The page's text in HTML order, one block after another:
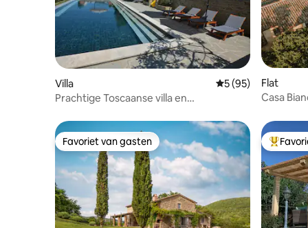
Villa Gemiddelde
5 (95)
Prachtige Toscaanse villa en
Flat
Casa
Favoriet van gasten
Favoriet van gasten